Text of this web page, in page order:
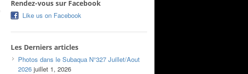
Rendez-vous sur Facebook
Like us on Facebook
Les Derniers articles
Photos dans le Subaqua N°327 Juillet/Aout
2026 juillet 1, 2026